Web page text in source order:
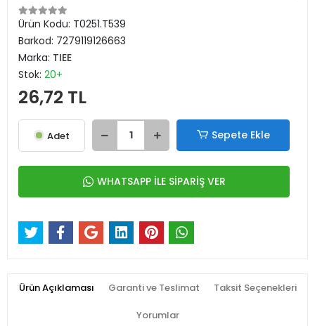
Ürün Kodu: T0251.T539
Barkod: 7279119126663
Marka: TIEE
Stok: 20+
26,72 TL
Adet Sepete Ekle
WHATSAPP İLE SİPARİŞ VER
Ürün Açıklaması Garanti ve Teslimat Taksit Seçenekleri
Yorumlar